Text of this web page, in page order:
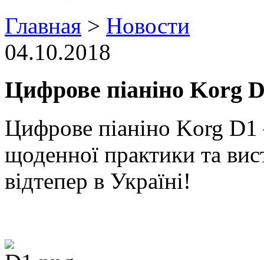
Главная > Новости
04.10.2018
Цифрове піаніно Korg
Цифрове піаніно Korg D1
щоденної практики та
відтепер в Україні!